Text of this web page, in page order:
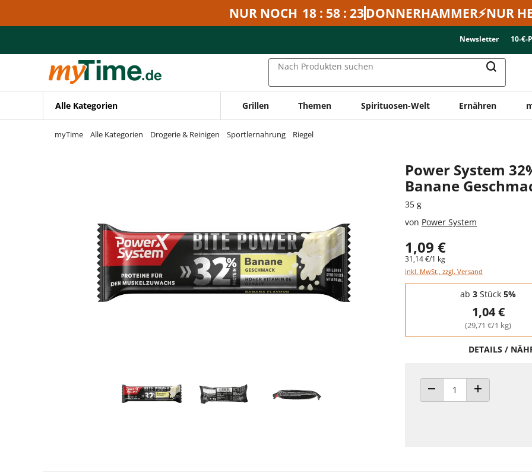
Zur Navigation springen
NUR NOCH 18 : 58 : 23DONNERHAMMER⚡NUR
Newsletter 10-€-
Nach Produkten suchen
Alle Kategorien Grillen Themen Spirituosen-Welt Ernähren
myTime Alle Kategorien Drogerie & Reinigen Sportlernahrung Riegel
Power System
Banane
35 g
von Power System
1,09 €
31,14 €/1 kg
inkl. MwSt., zzgl. Versand
Staffelpreise - Mengenrabatt
ab 3 Stück 5%
1,04 €
(29,71 €/1 kg)
DETAILS /
ANZAHL VERRINGERN
ANZAHL